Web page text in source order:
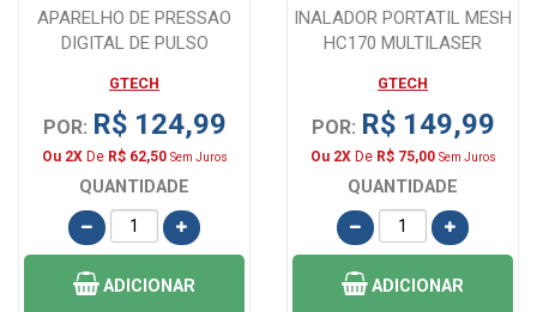
APARELHO DE PRESSAO
DIGITAL DE PULSO
GTECH
POR: R$ 124,99
Ou 2XDe R$ 62,50 Sem Juros
QUANTIDADE
ADICIONAR
INALADOR PORTATIL MESH
HC170 MULTILASER
GTECH
POR: R$ 149,99
Ou 2XDe R$ 75,00 Sem Juros
QUANTIDADE
ADICIONAR